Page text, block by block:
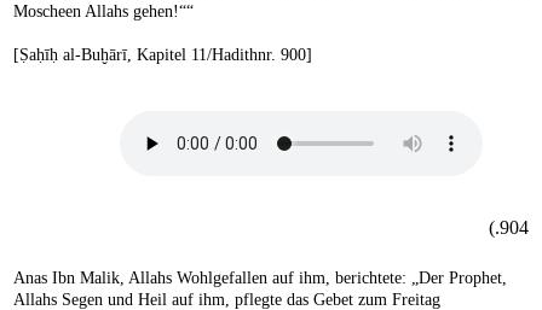
Moscheen Allahs gehen!““
[Ṣaḥīḥ al-Buḫārī, Kapitel 11/Hadithnr. 900]
904.)
Anas Ibn Malik, Allahs Wohlgefallen auf ihm, berichtete: „Der Prophet,
Allahs Segen und Heil auf ihm, pflegte das Gebet zum Freitag